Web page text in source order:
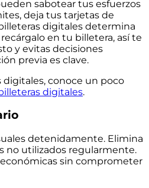
sabotear tus esfuerzos
deja tus tarjetas de
digitales determina
en tu billetera, así te
y evitas decisiones
previa es clave.
digitales, conoce un poco
digitales.
detenidamente. Elimina
no utilizados regularmente.
sin comprometer